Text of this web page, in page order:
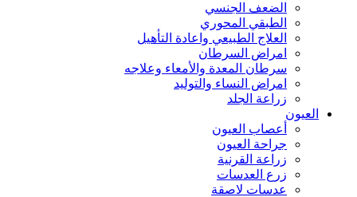
الضعف الجنسي
الطبقي المحوري
العلاج الطبيعي واعادة التأهيل
امراض السرطان
سرطان المعدة والأمعاء وعلاجه
امراض النساء والتوليد
زراعة الجلد
العيون
أعصاب العيون
جراحة العيون
زراعة القرنية
زرع العدسات
عدسات لاصقة